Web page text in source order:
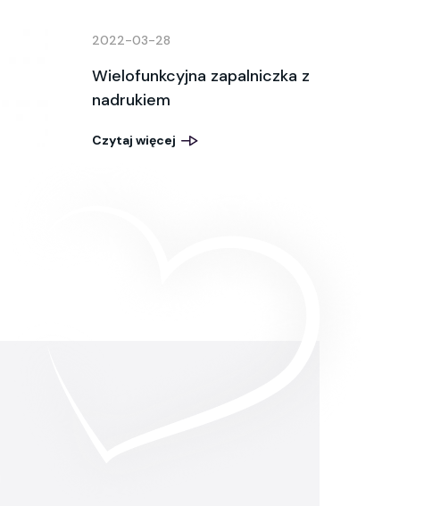
2022-03-28
Wielofunkcyjna zapalniczka z
nadrukiem
Czytaj więcej